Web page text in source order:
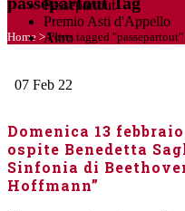
Home >Posts tagged "passepartout"
Passepartout
Premio Asti d'Appello
Altro
07 Feb 22
Domenica 13
ospite Benedetta
Sinfonia di
Hoffmann”